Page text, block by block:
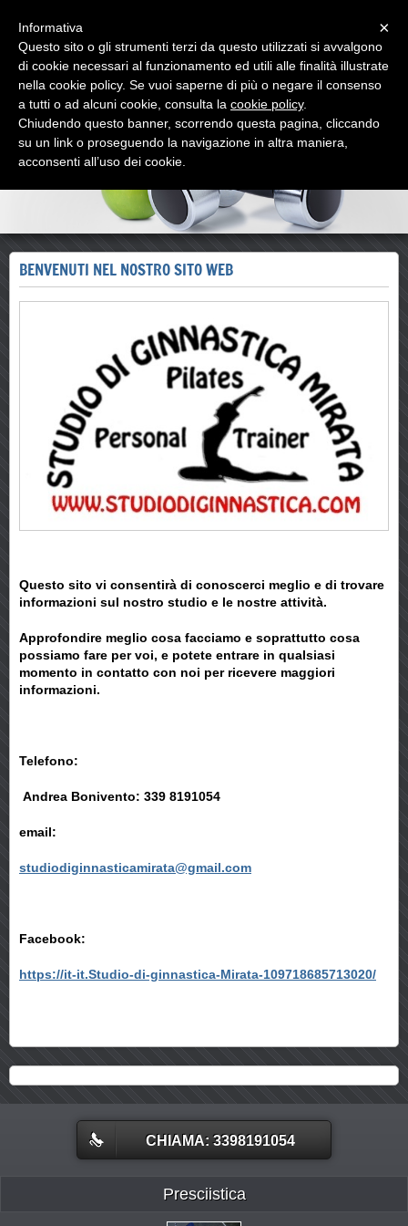
Studio di Ginnastica Mirata
Pilate, Personal Trainer,ginnastica correttiva - via Beccaria 3 Trieste- tel
3398191054
BENVENUTI NEL NOSTRO SITO WEB
Questo sito vi consentirà di conoscerci meglio e di trovare
informazioni sul nostro studio e le nostre attività.
Approfondire meglio cosa facciamo e soprattutto cosa
possiamo fare per voi, e potete entrare in qualsiasi
momento in contatto con noi per ricevere maggiori
informazioni.
Telefono:
Andrea Bonivento: 339 8191054
email:
studiodiginnasticamirata@gmail.com
Facebook:
https://it-it.Studio-di-ginnastica-Mirata-109718685713020/
CHIAMA: 3398191054
Presciistica
×
Informativa
Questo sito o gli strumenti terzi da questo utilizzati si avvalgono
di cookie necessari al funzionamento ed utili alle finalità illustrate
nella cookie policy. Se vuoi saperne di più o negare il consenso
a tutti o ad alcuni cookie, consulta la cookie policy.
Chiudendo questo banner, scorrendo questa pagina, cliccando
su un link o proseguendo la navigazione in altra maniera,
acconsenti all’uso dei cookie.